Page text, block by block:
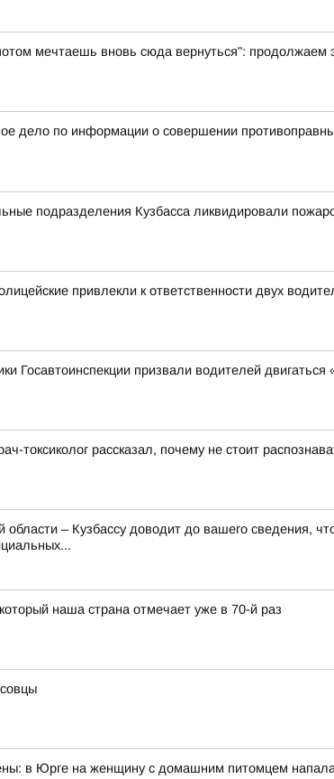
мечтаешь вновь сюда вернуться":
дело по информации о совершении
подразделения Кузбасса ликвидировали
привлекли к ответственности двух
Госавтоинспекции призвали водителей двигаться
токсиколог рассказал, почему не стоит
– Кузбассу доводит до вашего сведения,
наша страна отмечает уже в 70-й раз
в Юрге на женщину с домашним питомцем